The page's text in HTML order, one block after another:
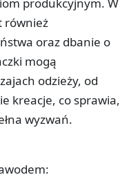
również
oraz dbanie o
mogą
odzieży, od
kreacje, co sprawia,
wyzwań.